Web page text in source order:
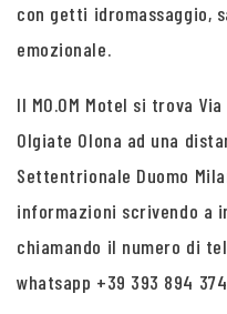
con getti idromassaggio,
emozionale.
Il MO.OM Motel si trova
Olgiate Olona ad una
Settentrionale Duomo
informazioni scrivendo a
chiamando il numero di
whatsapp +39 393 894